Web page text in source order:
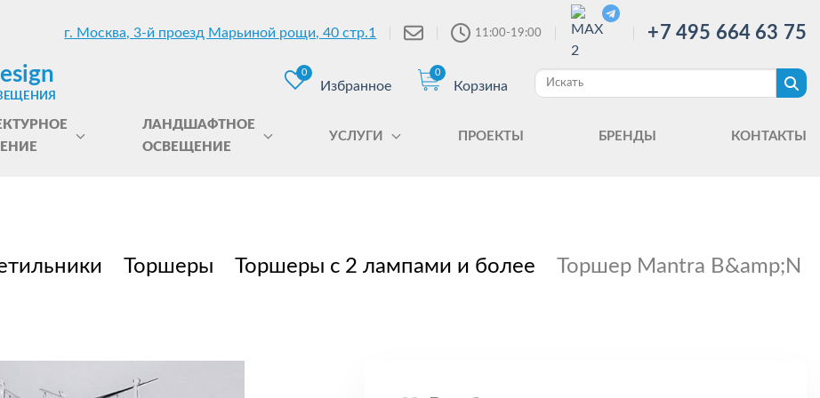
г. Москва, 3-й проезд Марьиной рощи, 40 стр.1 11:00-19:00 +7 495 664 63 75
0
Избранное
0
Корзина
ЛАНДШАФТНОЕ
ОСВЕЩЕНИЕ
УСЛУГИ ПРОЕКТЫ БРЕНДЫ КОНТАКТЫ
Торшеры Торшеры с 2 лампами и более Торшер Mantra B&amp;N